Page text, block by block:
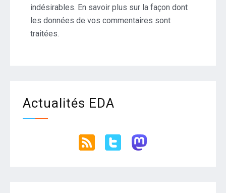
indésirables. En savoir plus sur la façon dont
les données de vos commentaires sont
traitées.
Actualités EDA